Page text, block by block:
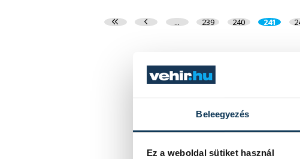
Beleegyezés
Ez a weboldal sütiket használ
... 239 240 241